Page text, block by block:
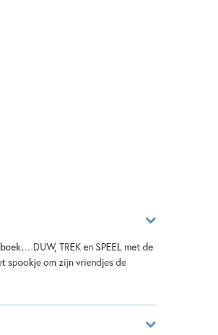
DUW, TREK en SPEEL met de
spookje om zijn vriendjes de